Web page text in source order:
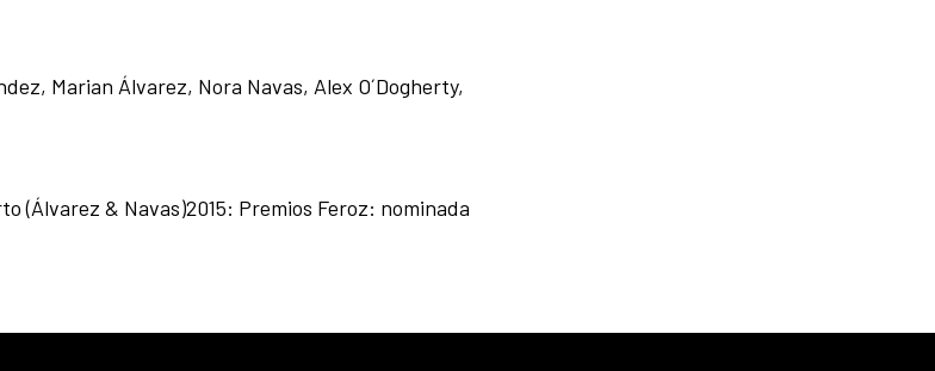
Marian Álvarez, Nora Navas, Alex O´Dogherty,
(Álvarez & Navas)2015: Premios Feroz: nominada